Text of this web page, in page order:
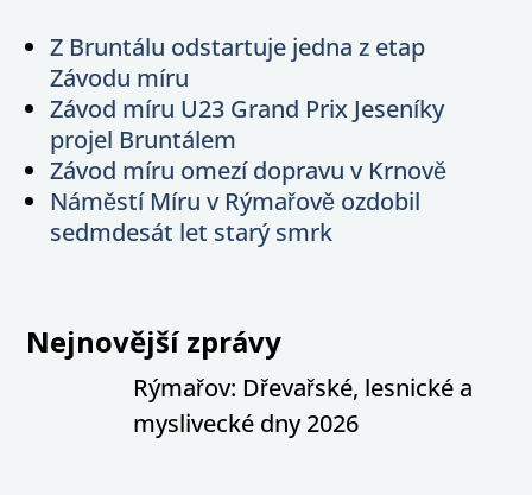
Z Bruntálu odstartuje jedna z etap
Závodu míru
Závod míru U23 Grand Prix Jeseníky
projel Bruntálem
Závod míru omezí dopravu v Krnově
Náměstí Míru v Rýmařově ozdobil
sedmdesát let starý smrk
Nejnovější zprávy
Rýmařov: Dřevařské, lesnické a
myslivecké dny 2026